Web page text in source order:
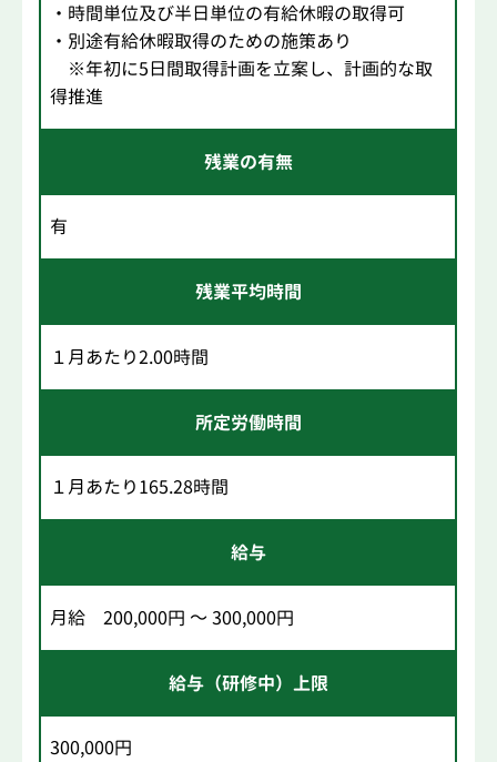
・時間単位及び半日単位の有給休暇の取得可
・別途有給休暇取得のための施策あり
※年初に5日間取得計画を立案し、計画的な取
得推進
残業の有無
有
残業平均時間
１月あたり2.00時間
所定労働時間
１月あたり165.28時間
給与
月給 200,000円 ～ 300,000円
給与（研修中）上限
300,000円